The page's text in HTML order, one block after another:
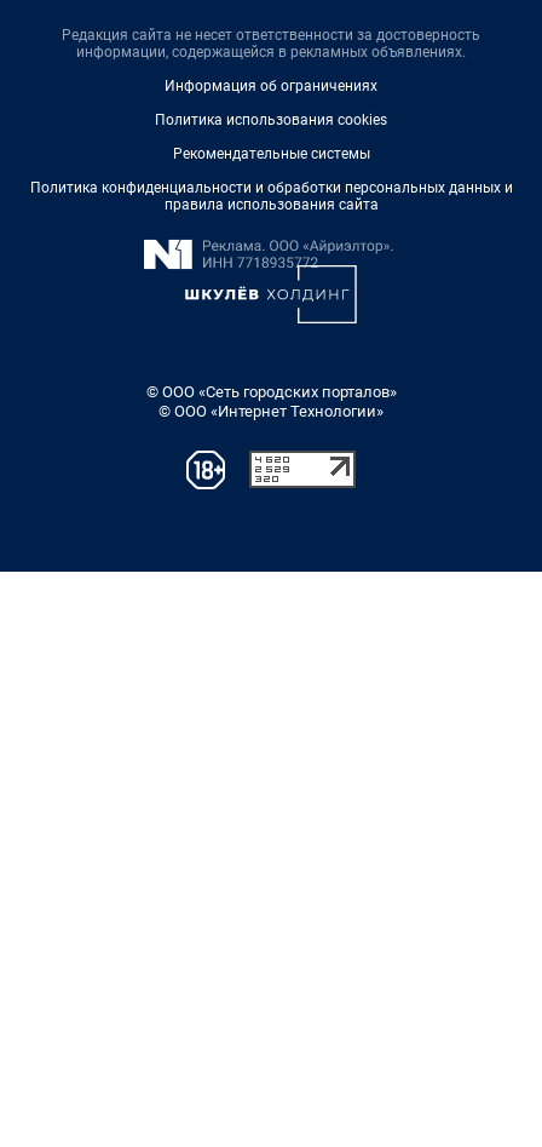
Редакция сайта не несет ответственности за достоверность
информации, содержащейся в рекламных объявлениях.
Информация об ограничениях
Политика использования cookies
Рекомендательные системы
Политика конфиденциальности и обработки персональных данных и
правила использования сайта
© ООО «Сеть городских порталов»
© ООО «Интернет Технологии»